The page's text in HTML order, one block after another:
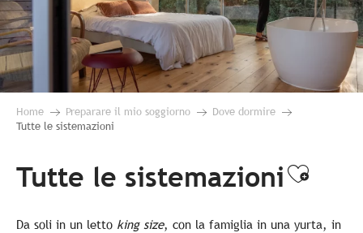
Home Preparare il mio soggiorno
Dove dormire
Tutte le sistemazioni
Tutte le sistemazioni
Da soli in un letto king size, con la famiglia in una yurta, in